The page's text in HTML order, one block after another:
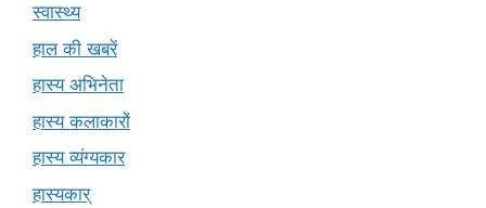
स्वास्थ्य
हाल की खबरें
हास्य अभिनेता
हास्य कलाकारों
हास्य व्यंग्यकार
हास्यकार्